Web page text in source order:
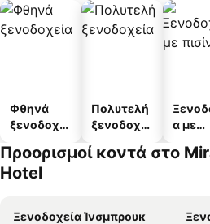
Φθηνά
ξενοδοχεί
Πολυτελή
ξενοδοχεί
α με
Προορισμοί κοντά στο
Hotel
Ξενοδοχεία Ίνσμπρουκ